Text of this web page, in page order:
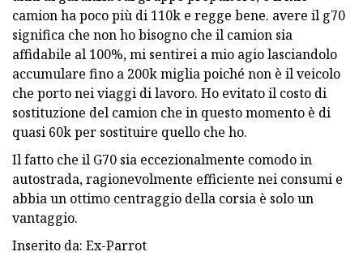
camion ha poco più di 110k e regge bene. avere il g70
significa che non ho bisogno che il camion sia
affidabile al 100%, mi sentirei a mio agio lasciandolo
accumulare fino a 200k miglia poiché non è il veicolo
che porto nei viaggi di lavoro. Ho evitato il costo di
sostituzione del camion che in questo momento è di
quasi 60k per sostituire quello che ho.
Il fatto che il G70 sia eccezionalmente comodo in
autostrada, ragionevolmente efficiente nei consumi e
abbia un ottimo centraggio della corsia è solo un
vantaggio.
Inserito da: Ex-Parrot